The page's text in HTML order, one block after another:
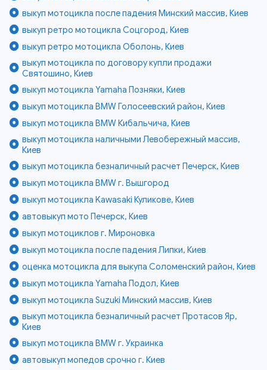
выкуп мотоцикла после падения Минский массив, Киев
выкуп ретро мотоцикла Соцгород, Киев
выкуп ретро мотоцикла Оболонь, Киев
выкуп мотоцикла по договору купли продажи
Святошино, Киев
выкуп мотоцикла Yamaha Позняки, Киев
выкуп мотоцикла BMW Голосеевский район, Киев
выкуп мотоцикла BMW Кибальчича, Киев
выкуп мотоцикла наличными Левобережный массив,
Киев
выкуп мотоцикла безналичный расчет Печерск, Киев
выкуп мотоцикла BMW г. Вышгород
выкуп мотоцикла Kawasaki Куликове, Киев
автовыкуп мото Печерск, Киев
выкуп мотоциклов г. Мироновка
выкуп мотоцикла после падения Липки, Киев
оценка мотоцикла для выкупа Соломенский район, Киев
выкуп мотоцикла Yamaha Подол, Киев
выкуп мотоцикла Suzuki Минский массив, Киев
выкуп мотоцикла безналичный расчет Протасов Яр,
Киев
выкуп мотоцикла BMW г. Украинка
автовыкуп мопедов срочно г. Киев